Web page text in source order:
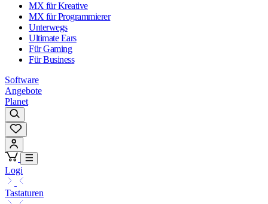
MX für Kreative
MX für Programmierer
Unterwegs
Ultimate Ears
Für Gaming
Für Business
Software
Angebote
Planet
Logi
Tastaturen